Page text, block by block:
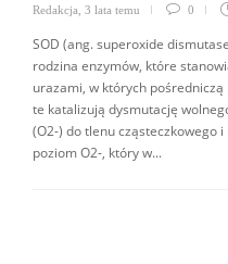
Redakcja 3 lata temu 0
SOD (ang. superoxide
rodzina enzymów, które
urazami, w których pośredniczą
te katalizują dysmutację
(O2-) do tlenu cząsteczkowego
poziom O2-, który w...